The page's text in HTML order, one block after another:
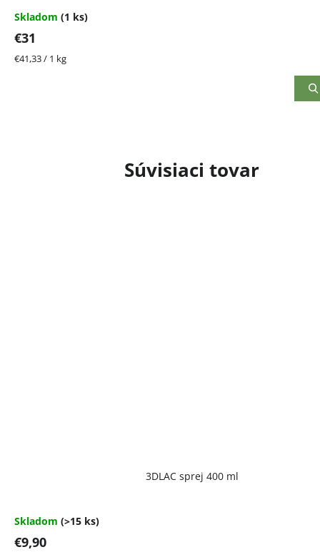
Súvisiaci tovar
3DLAC sprej 400 ml
4,7
5
Skladom (>15 ks)
€9,90
Skladom (1 ks)
€31
Jednotková
€41,33 / 1 kg